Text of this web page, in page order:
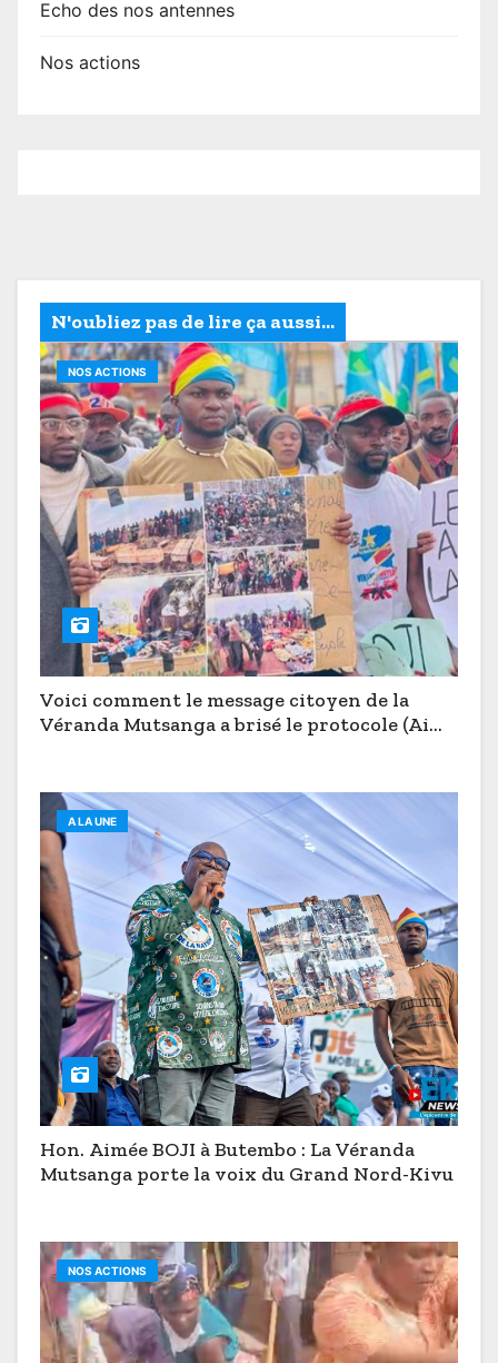
Echo des nos antennes
Nos actions
N'oubliez pas de lire ça aussi...
NOS ACTIONS
Voici comment le message citoyen de la
Véranda Mutsanga a brisé le protocole (Aimé
A LA UNE
Hon. Aimée BOJI à Butembo : La Véranda
Mutsanga porte la voix du Grand Nord-Kivu
NOS ACTIONS